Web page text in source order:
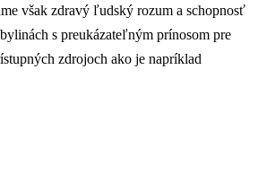
však zdravý ľudský rozum a schopnosť
s preukázateľným prínosom pre
zdrojoch ako je napríklad